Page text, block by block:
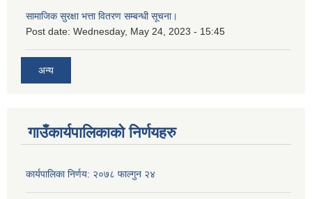
सामाजिक सुरक्षा भत्ता वितरण सम्बन्धी सूचना।
Post date: Wednesday, May 24, 2023 - 15:45
अन्य
गाउँकार्यपालिकाको निर्णयहरु
कार्यपालिका निर्णय: २०७८ फाल्गुन २४